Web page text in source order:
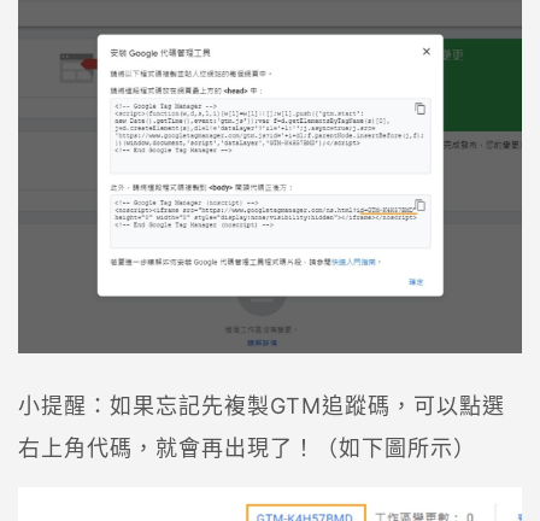
小提醒：如果忘記先複製GTM追蹤碼，可以點選
右上角代碼，就會再出現了！（如下圖所示）